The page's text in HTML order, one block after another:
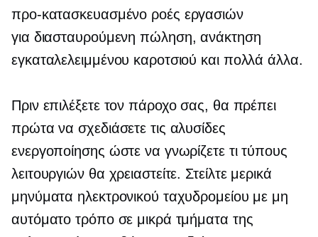
προ-κατασκευασμένο ροές εργασιών
για διασταυρούμενη πώληση, ανάκτηση
εγκαταλελειμμένου καροτσιού και πολλά άλλα.
Πριν επιλέξετε τον πάροχο σας, θα πρέπει
πρώτα να σχεδιάσετε τις αλυσίδες
ενεργοποίησης ώστε να γνωρίζετε τι τύπους
λειτουργιών θα χρειαστείτε. Στείλτε μερικά
μηνύματα ηλεκτρονικού ταχυδρομείου με μη
αυτόματο τρόπο σε μικρά τμήματα της